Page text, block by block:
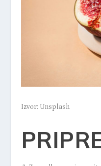
Izvor: Unsplash